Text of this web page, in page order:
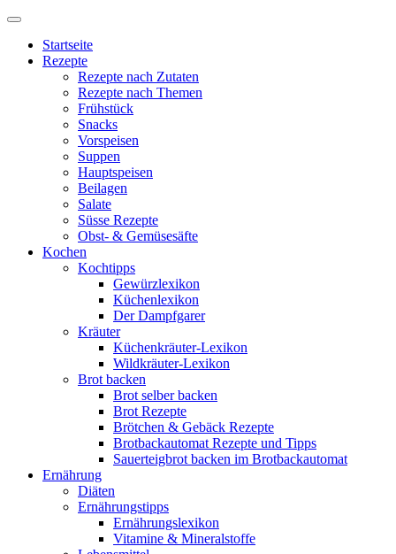
Startseite
Rezepte
Rezepte nach Zutaten
Rezepte nach Themen
Frühstück
Snacks
Vorspeisen
Suppen
Hauptspeisen
Beilagen
Salate
Süsse Rezepte
Obst- & Gemüsesäfte
Kochen
Kochtipps
Gewürzlexikon
Küchenlexikon
Der Dampfgarer
Kräuter
Küchenkräuter-Lexikon
Wildkräuter-Lexikon
Brot backen
Brot selber backen
Brot Rezepte
Brötchen & Gebäck Rezepte
Brotbackautomat Rezepte und Tipps
Sauerteigbrot backen im Brotbackautomat
Ernährung
Diäten
Ernährungstipps
Ernährungslexikon
Vitamine & Mineralstoffe